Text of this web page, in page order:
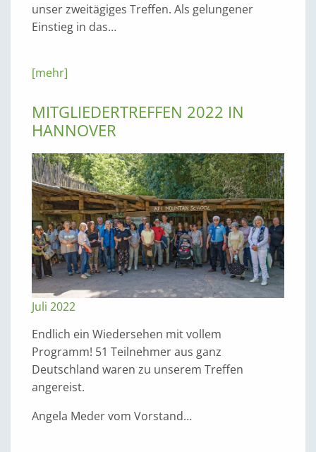
unser zweitägiges Treffen. Als gelungener
Einstieg in das…
[mehr]
MITGLIEDERTREFFEN 2022 IN
HANNOVER
Juli 2022
Endlich ein Wiedersehen mit vollem
Programm! 51 Teilnehmer aus ganz
Deutschland waren zu unserem Treffen
angereist.
Angela Meder vom Vorstand…